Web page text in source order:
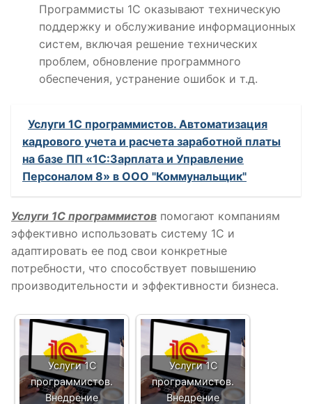
Программисты 1С оказывают техническую
поддержку и обслуживание информационных
систем, включая решение технических
проблем, обновление программного
обеспечения, устранение ошибок и т.д.
Услуги 1С программистов. Автоматизация
кадрового учета и расчета заработной платы
на базе ПП «1С:Зарплата и Управление
Персоналом 8» в ООО "Коммунальщик"
Услуги 1С программистов помогают компаниям
эффективно использовать систему 1С и
адаптировать ее под свои конкретные
потребности, что способствует повышению
производительности и эффективности бизнеса.
Услуги 1С
программистов.
Внедрение
Услуги 1С
программистов.
Внедрение